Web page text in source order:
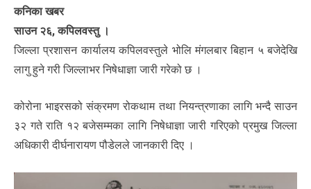
कनिका खबर
साउन २६, कपिलवस्तु ।
जिल्ला प्रशासन कार्यालय कपिलवस्तुले भोलि मंगलबार बिहान ५ बजेदेखि
लागु हुने गरी जिल्लाभर निषेधाज्ञा जारी गरेको छ ।
कोरोना भाइरसको संक्रमण रोकथाम तथा नियन्त्रणाका लागि भन्दै साउन
३२ गते राति १२ बजेसम्मका लागि निषेधाज्ञा जारी गरिएको प्रमुख जिल्ला
अधिकारी दीर्घनारायण पौडेलले जानकारी दिए ।